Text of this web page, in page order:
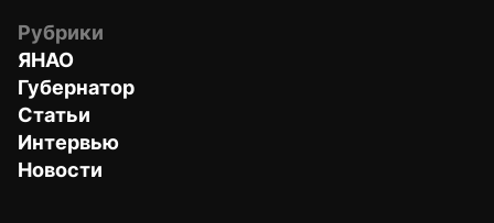
Рубрики
ЯНАО
Губернатор
Статьи
Интервью
Новости